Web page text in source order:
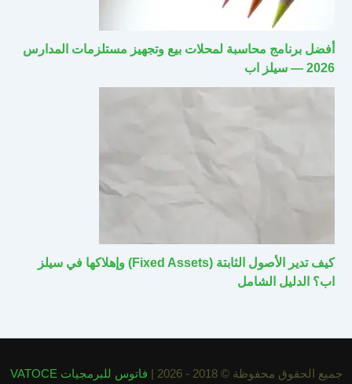
أفضل برنامج محاسبة لمحلات بيع وتجهيز مستلزمات المدارس
2026 — سيلز اب
كيف تدير الأصول الثابتة (Fixed Assets) وإهلاكها في سيلز
اب؟ الدليل الشامل
جميع الحقوق محفوظة © 2018 - 2026 | فاتوس للبرمجيات VATOCE